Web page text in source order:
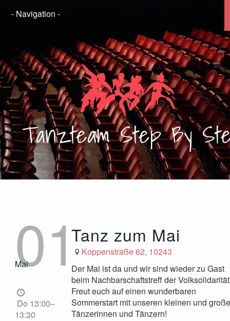
TanzteamStep By
Tanz zum Mai
01
Mai
Do 13:00–
13:30
Koppenstraße 62, 10243
Der Mai ist da und wir sind wieder zu Gast
beim Nachbarschaftstreff der
Freut euch auf einen wunderbaren
Sommerstart mit unseren kleinen und
Tänzerinnen und Tänzern!